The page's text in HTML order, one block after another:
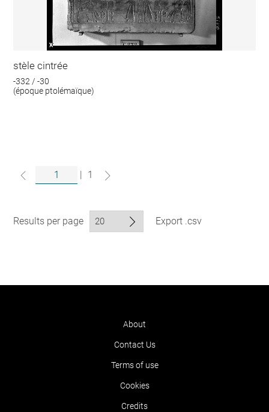
stèle cintrée
-332 / -30
(époque ptolémaïque)
| 1
Results per page Export .csv
About
Contact Us
Terms of use
Cookies
Credits